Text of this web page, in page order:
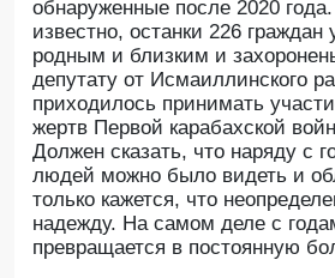
обнаруженные после 2020
известно, останки 226
родным и близким и
депутату от Исмаиллинского
приходилось принимать
жертв Первой карабахской
Должен сказать, что наряду с
людей можно было видеть и
только кажется, что
надежду. На самом деле с
превращается в постоянную